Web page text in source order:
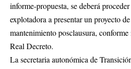
informe-propuesta, se deberá
explotadora a presentar un proyecto
mantenimiento posclausura,
Real Decreto.
La secretaria autonómica de